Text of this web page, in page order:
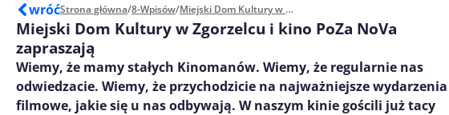
wróćStrona główna/8-Wpisów/ Miejski Dom Kultury w Zgorzelcu i kino PoZa NoVa zapraszają
Miejski Dom Kultury w Zgorzelcu i kino PoZa NoVa
zapraszają
Wiemy, że mamy stałych Kinomanów. Wiemy, że regularnie nas
odwiedzacie. Wiemy, że przychodzicie na najważniejsze wydarzenia
filmowe, jakie się u nas odbywają. W naszym kinie gościli już tacy